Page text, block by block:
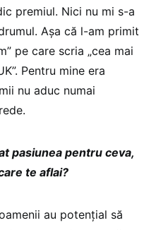
premiul. Nici nu mi s-a
Așa că l-am primit
pe care scria „cea mai
Pentru mine era
nu aduc numai
pasiunea pentru ceva,
te aflai?
au potențial să